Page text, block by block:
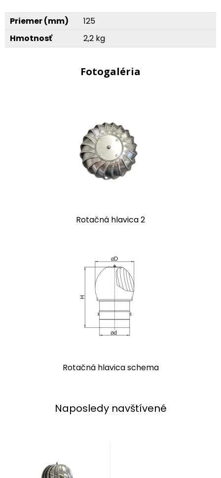
Priemer (mm)
125
Hmotnosť
2,2 kg
Fotogaléria
Rotačná hlavica 2
Rotačná hlavica schema
Naposledy navštívené